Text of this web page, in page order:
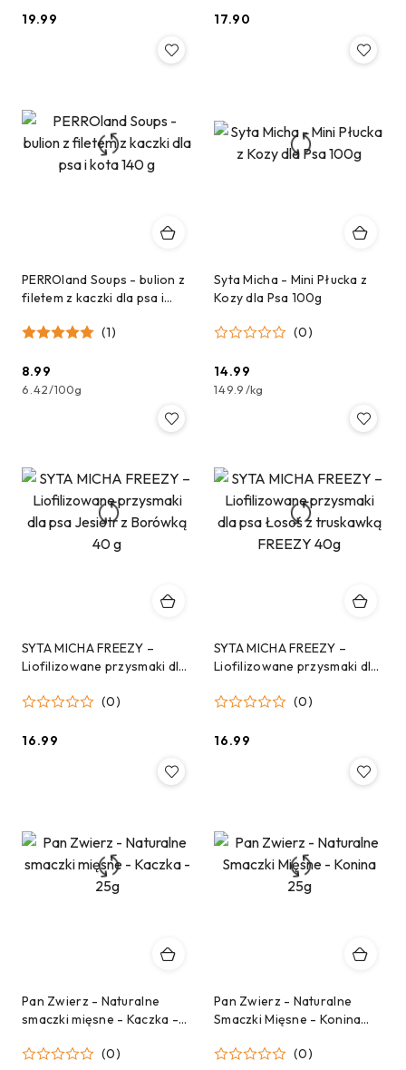
Cena:
19.99
Cena:
17.90
PERROland Soups - bulion z
filetem z kaczki dla psa i
(1)
Cena:
8.99
6.42/100g
Syta Micha - Mini Płucka z
Kozy dla Psa 100g
(0)
Cena:
14.99
149.9/kg
SYTA MICHA FREEZY –
Liofilizowane przysmaki dla
(0)
Cena:
16.99
SYTA MICHA FREEZY –
Liofilizowane przysmaki dla
FREEZY 40g (0)
Cena:
16.99
Pan Zwierz - Naturalne
smaczki mięsne - Kaczka -
(0)
Pan Zwierz - Naturalne
Smaczki Mięsne - Konina
(0)